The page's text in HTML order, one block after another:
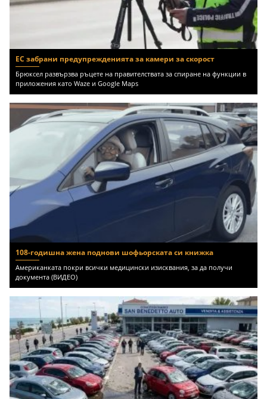
ЕС забрани предупрежденията за камери за скорост
Брюксел развързва ръцете на правителствата за спиране на функции в
приложения като Waze и Google Maps
108-годишна жена поднови шофьорската си книжка
Американката покри всички медицински изисквания, за да получи
документа (ВИДЕО)